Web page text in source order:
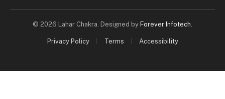
© 2026 Lahar Chakra. Designed by Forever Infotech
Privacy Policy Terms Accessibility